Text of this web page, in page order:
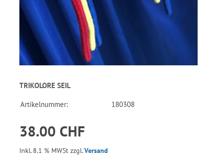
TRIKOLORE SEIL
Artikelnummer: 180308
38.00 CHF
Inkl. 8.1 % MWSt zzgl.Versand